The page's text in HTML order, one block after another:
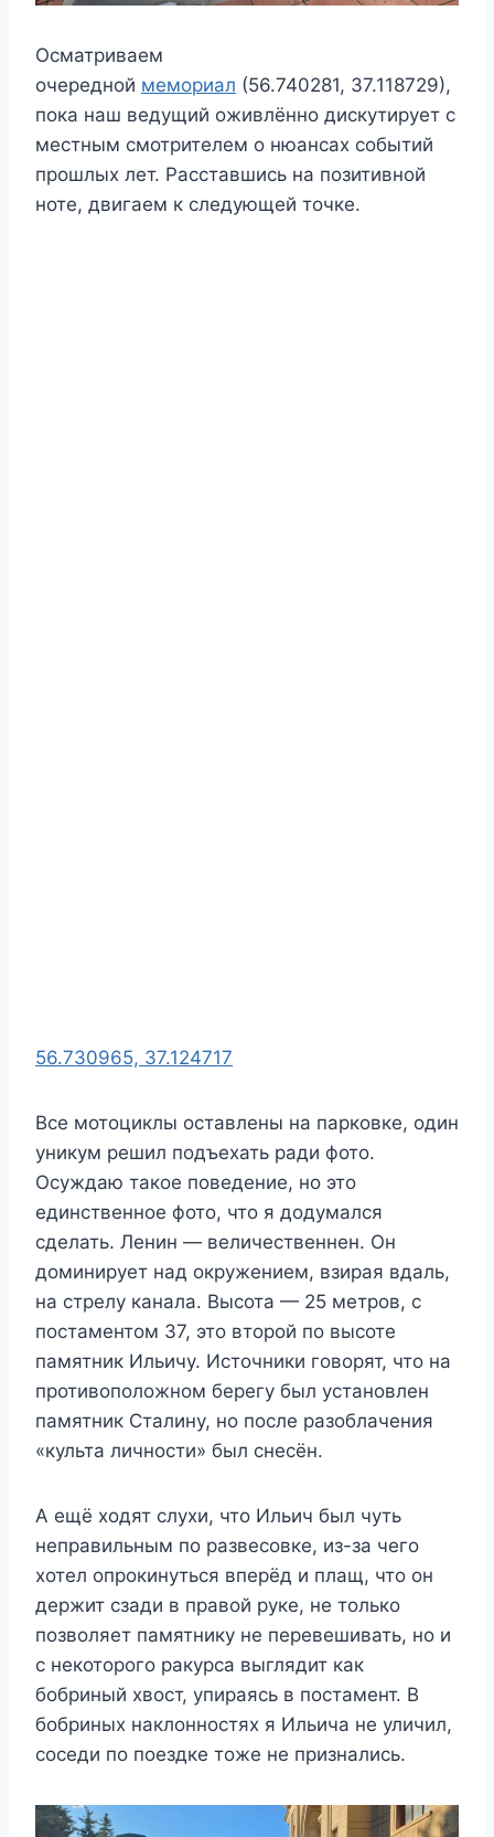
Осматриваем
очередной мемориал (56.740281, 37.118729),
пока наш ведущий оживлённо дискутирует с
местным смотрителем о нюансах событий
прошлых лет. Расставшись на позитивной
ноте, двигаем к следующей точке.
56.730965, 37.124717
Все мотоциклы оставлены на парковке, один
уникум решил подъехать ради фото.
Осуждаю такое поведение, но это
единственное фото, что я додумался
сделать. Ленин — величественнен. Он
доминирует над окружением, взирая вдаль,
на стрелу канала. Высота — 25 метров, с
постаментом 37, это второй по высоте
памятник Ильичу. Источники говорят, что на
противоположном берегу был установлен
памятник Сталину, но после разоблачения
«культа личности» был снесён.
А ещё ходят слухи, что Ильич был чуть
неправильным по развесовке, из-за чего
хотел опрокинуться вперёд и плащ, что он
держит сзади в правой руке, не только
позволяет памятнику не перевешивать, но и
с некоторого ракурса выглядит как
бобриный хвост, упираясь в постамент. В
бобриных наклонностях я Ильича не уличил,
соседи по поездке тоже не признались.